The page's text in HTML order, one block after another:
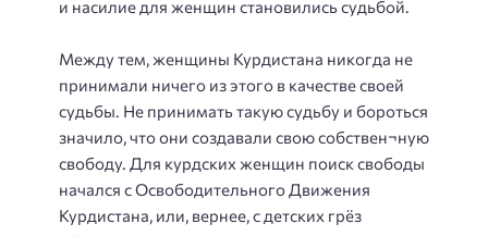
и насилие для женщин становились судьбой.
Между тем, женщины Курдистана никогда не
принимали ничего из этого в качестве своей
судьбы. Не принимать такую судьбу и бороться
значило, что они создавали свою собствен¬ную
свободу. Для курдских женщин поиск свободы
начался с Освободительного Движения
Курдистана, или, вернее, с детских грёз